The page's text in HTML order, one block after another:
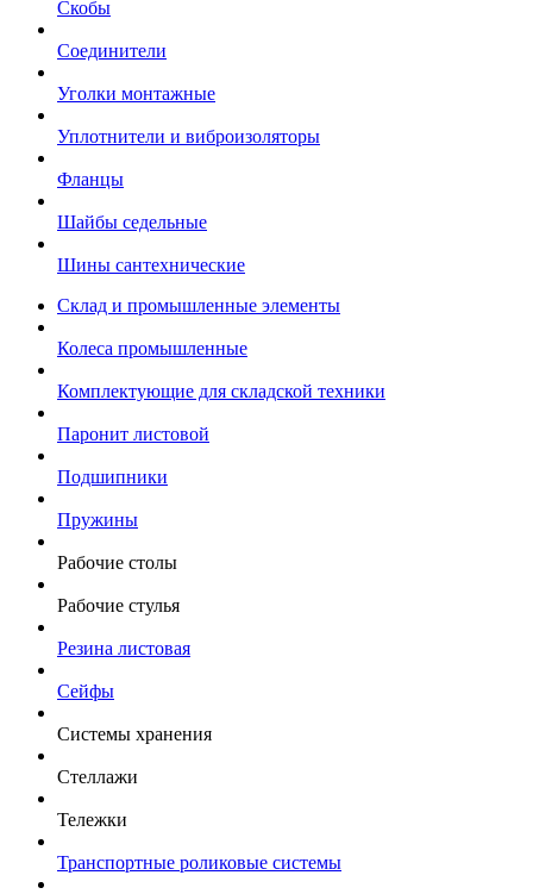
Скобы
Соединители
Уголки монтажные
Уплотнители и виброизоляторы
Фланцы
Шайбы седельные
Шины сантехнические
Склад и промышленные элементы
Колеса промышленные
Комплектующие для складской техники
Паронит листовой
Подшипники
Пружины
Рабочие столы
Рабочие стулья
Резина листовая
Сейфы
Системы хранения
Стеллажи
Тележки
Транспортные роликовые системы